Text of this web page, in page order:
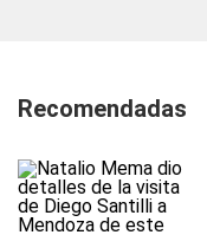
Recomendadas